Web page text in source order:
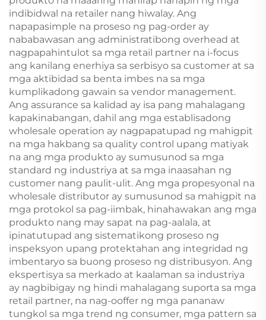
indibidwal na retailer nang hiwalay. Ang
napapasimple na proseso ng pag-order ay
nababawasan ang administratibong overhead at
nagpapahintulot sa mga retail partner na i-focus
ang kanilang enerhiya sa serbisyo sa customer at sa
mga aktibidad sa benta imbes na sa mga
kumplikadong gawain sa vendor management.
Ang assurance sa kalidad ay isa pang mahalagang
kapakinabangan, dahil ang mga establisadong
wholesale operation ay nagpapatupad ng mahigpit
na mga hakbang sa quality control upang matiyak
na ang mga produkto ay sumusunod sa mga
standard ng industriya at sa mga inaasahan ng
customer nang paulit-ulit. Ang mga propesyonal na
wholesale distributor ay sumusunod sa mahigpit na
mga protokol sa pag-iimbak, hinahawakan ang mga
produkto nang may sapat na pag-aalala, at
ipinatutupad ang sistematikong proseso ng
inspeksyon upang protektahan ang integridad ng
imbentaryo sa buong proseso ng distribusyon. Ang
ekspertisya sa merkado at kaalaman sa industriya
ay nagbibigay ng hindi mahalagang suporta sa mga
retail partner, na nag-ooffer ng mga pananaw
tungkol sa mga trend ng consumer, mga pattern sa